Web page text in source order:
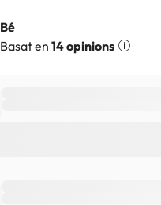
Bé
Basat en 14 opinions